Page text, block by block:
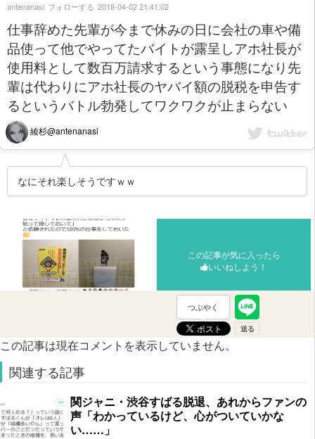
仕事辞めた先輩が今まで休みの日に会社の車や備
品使って他でやってたバイトが露呈しアホ社長が
使用料として数百万請求するという事態になり先
輩は代わりにアホ社長のヤバイ額の脱税を申告す
るというバトル勃発してワクワクが止まらない
綾杉@antenanasi
antenanasi フォローする 2018-04-02 21:41:02
なにそれ楽しそうですｗｗ
この記事が気に入ったら
いいねしよう！
つぶやく
この記事は現在コメントを表示していません。
関連する記事
関ジャニ・渋谷すばる脱退、あれからファンの
声「わかっているけど、心がついていかな
い……」